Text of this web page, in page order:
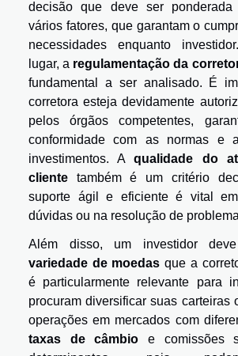
decisão que deve ser
vários fatores, que garantam o
necessidades enquanto
lugar, a regulamentação da
fundamental a ser analisado. É
corretora esteja devidamente
pelos órgãos competentes,
conformidade com as normas e
investimentos. Aqualidade do
cliente também é um critério
suporte ágil e eficiente é vital
dúvidas ou na resolução de
Além disso, um investidor
variedade de moedas que a
é particularmente relevante para
procuram diversificar suas carteiras
operações em mercados com
taxas de câmbio e comissões